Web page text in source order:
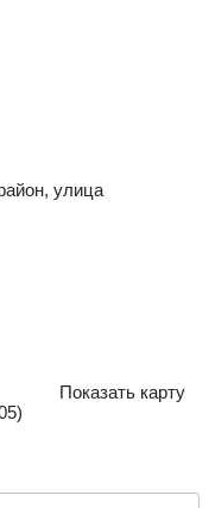
улица
Показать карту